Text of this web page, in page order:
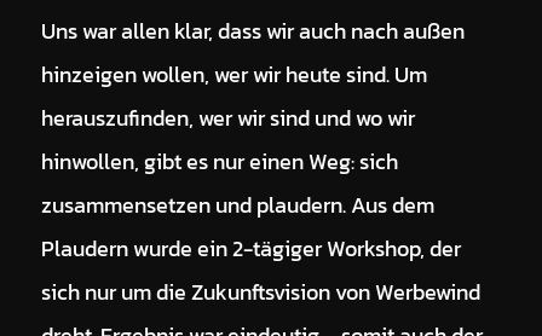
Uns war allen klar, dass wir auch nach außen
hinzeigen wollen, wer wir heute sind. Um
herauszufinden, wer wir sind und wo wir
hinwollen, gibt es nur einen Weg: sich
zusammensetzen und plaudern. Aus dem
Plaudern wurde ein 2-tägiger Workshop, der
sich nur um die Zukunftsvision von Werbewind